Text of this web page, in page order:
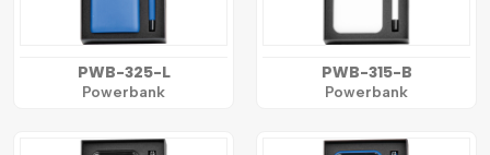
PWB-325-L
Powerbank
PWB-315-B
Powerbank